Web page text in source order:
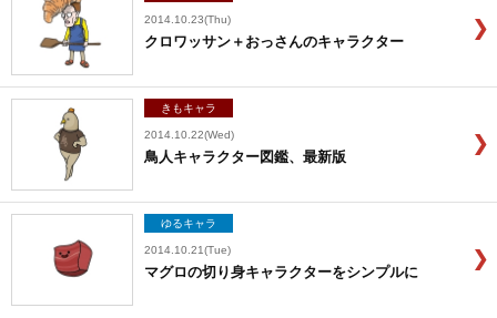
2014.10.23(Thu)
クロワッサン＋おっさんのキャラクター
きもキャラ
2014.10.22(Wed)
鳥人キャラクター図鑑、最新版
ゆるキャラ
2014.10.21(Tue)
マグロの切り身キャラクターをシンプルに